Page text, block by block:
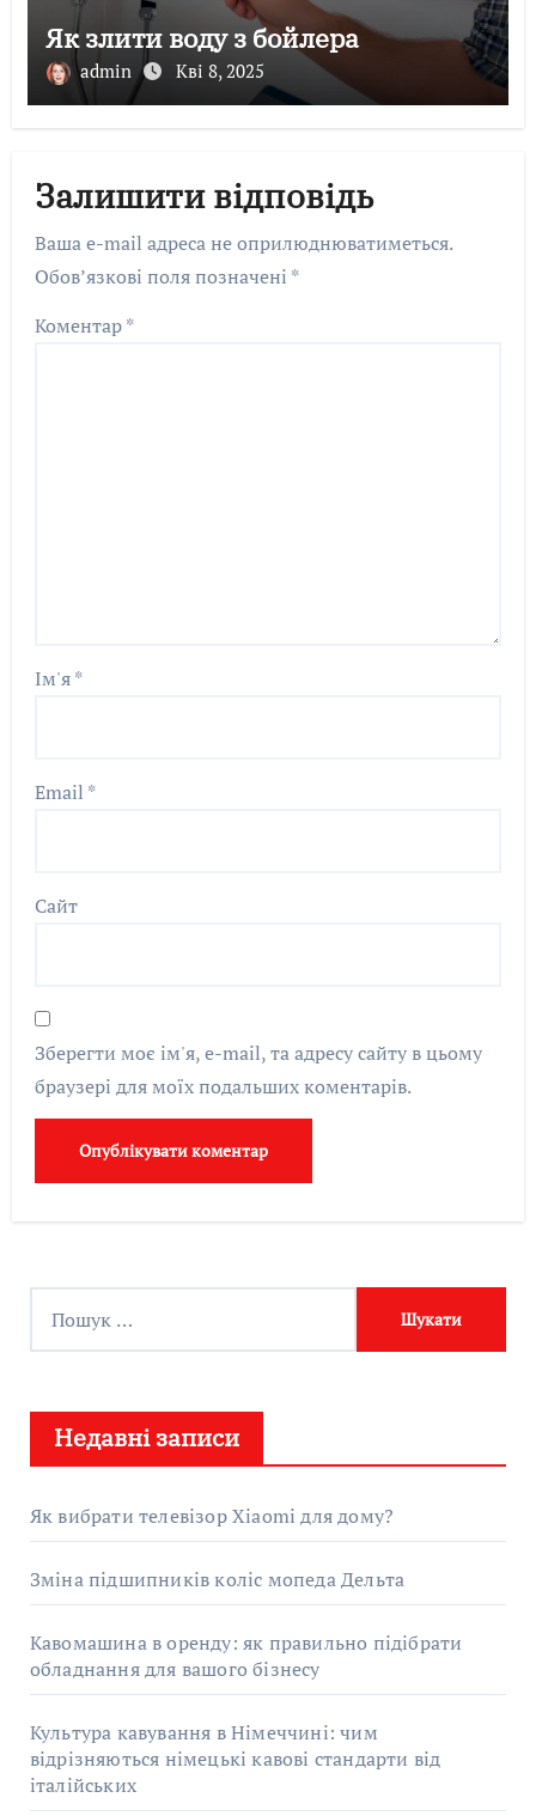
Як злити воду з бойлера
admin Кві 8, 2025
Залишити відповідь
Ваша e-mail адреса не оприлюднюватиметься.
Обов’язкові поля позначені *
Коментар*
Ім'я*
Email *
Сайт
Зберегти моє ім'я, e-mail, та адресу сайту в цьому
браузері для моїх подальших коментарів.
:
Недавні записи
Як вибрати телевізор Xiaomi для дому?
Зміна підшипників коліс мопеда Дельта
Кавомашина в оренду: як правильно підібрати
обладнання для вашого бізнесу
Культура кавування в Німеччині: чим
відрізняються німецькі кавові стандарти від
італійських